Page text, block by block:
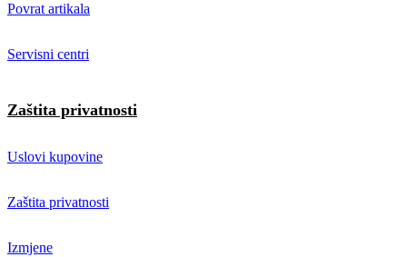
Povrat artikala
Servisni centri
Zaštita privatnosti
Uslovi kupovine
Zaštita privatnosti
Izmjene